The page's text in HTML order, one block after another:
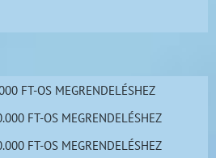
FT-OS MEGRENDELÉSHEZ
FT-OS MEGRENDELÉSHEZ
FT-OS MEGRENDELÉSHEZ